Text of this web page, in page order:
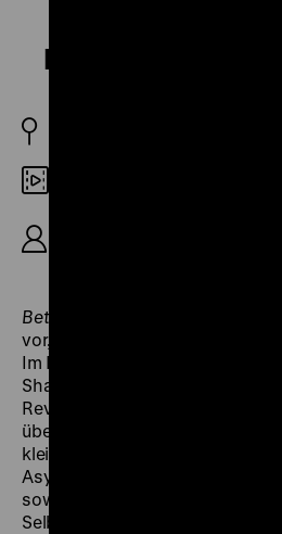
Betrübte Freiheit
Betrübte Freiheit
vor, die seit 1985 im politischen
Im Iran hatten sie und ihr Mann
Shah-Regime als auch nach der
Revolution gegen Chomeini
über ihr Engagement im Iran, die
kleinen Sohn und die
Asylrecht. Durch die Arbeit mit
sowie ihren Kampf für
Selbstsicherheit gewonnen. (jg)